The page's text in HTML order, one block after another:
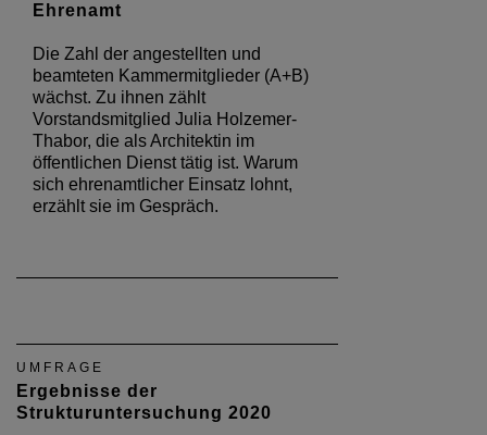
Ehrenamt
Die Zahl der angestellten und
beamteten Kammermitglieder (A+B)
wächst. Zu ihnen zählt
Vorstandsmitglied Julia Holzemer-
Thabor, die als Architektin im
öffentlichen Dienst tätig ist. Warum
sich ehrenamtlicher Einsatz lohnt,
erzählt sie im Gespräch.
UMFRAGE
Ergebnisse der
Strukturuntersuchung 2020